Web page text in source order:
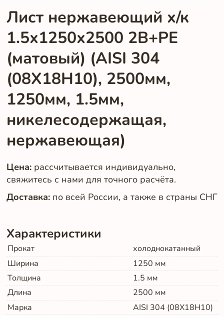
Лист нержавеющий х/к
1.5х1250х2500 2B+PE
(матовый) (AISI 304
(08Х18Н10), 2500мм,
1250мм, 1.5мм,
никелесодержащая,
нержавеющая)
Цена: рассчитывается индивидуально,
свяжитесь с нами для точного расчёта.
Доставка: по всей России, а также в страны СНГ
Характеристики
Прокат
холоднокатанный
Ширина
1250 мм
Толщина
1.5 мм
Длина
2500 мм
Марка
AISI 304 (08Х18Н10)